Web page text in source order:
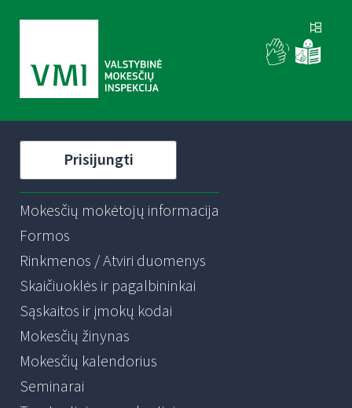
Prisijungti
Mokesčių mokėtojų informacija
Formos
Rinkmenos / Atviri duomenys
Skaičiuoklės ir pagalbininkai
Sąskaitos ir įmokų kodai
Mokesčių žinynas
Mokesčių kalendorius
Seminarai